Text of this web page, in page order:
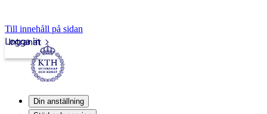
Till innehåll på sidan
Intranät
Logga in
Din anställning